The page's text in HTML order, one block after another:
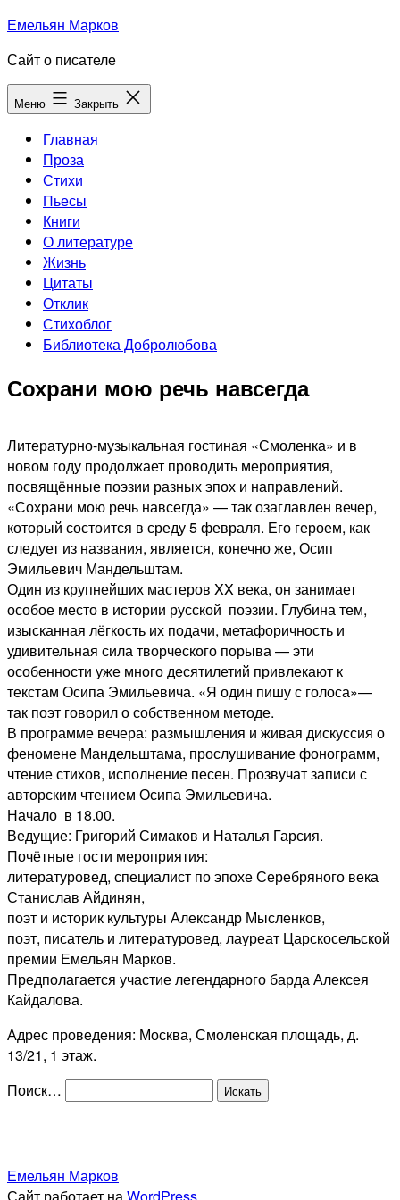
Перейти
содержимому
Емельян Марков
Сайт о писателе
Меню Закрыть
Главная
Проза
Стихи
Пьесы
Книги
О литературе
Жизнь
Цитаты
Отклик
Стихоблог
Библиотека Добролюбова
Сохрани мою речь навсегда
Литературно-музыкальная гостиная «Смоленка» и в
новом году продолжает проводить мероприятия,
посвящённые поэзии разных эпох и направлений.
«Сохрани мою речь навсегда» — так озаглавлен вечер,
который состоится в среду 5 февраля. Его героем, как
следует из названия, является, конечно же, Осип
Эмильевич Мандельштам.
Один из крупнейших мастеров XX века, он занимает
особое место в истории русской поэзии. Глубина тем,
изысканная лёгкость их подачи, метафоричность и
удивительная сила творческого порыва — эти
особенности уже много десятилетий привлекают к
текстам Осипа Эмильевича. «Я один пишу с голоса»—
так поэт говорил о собственном методе.
В программе вечера: размышления и живая дискуссия о
феномене Мандельштама, прослушивание фонограмм,
чтение стихов, исполнение песен. Прозвучат записи с
авторским чтением Осипа Эмильевича.
Начало в 18.00.
Ведущие: Григорий Симаков и Наталья Гарсия.
Почётные гости мероприятия:
литературовед, специалист по эпохе Серебряного века
Станислав Айдинян,
поэт и историк культуры Александр Мысленков,
поэт, писатель и литературовед, лауреат Царскосельской
премии Емельян Марков.
Предполагается участие легендарного барда Алексея
Кайдалова.
Адрес проведения: Москва, Смоленская площадь, д.
13/21, 1 этаж.
Поиск…
Емельян Марков
Сайт работает на WordPress